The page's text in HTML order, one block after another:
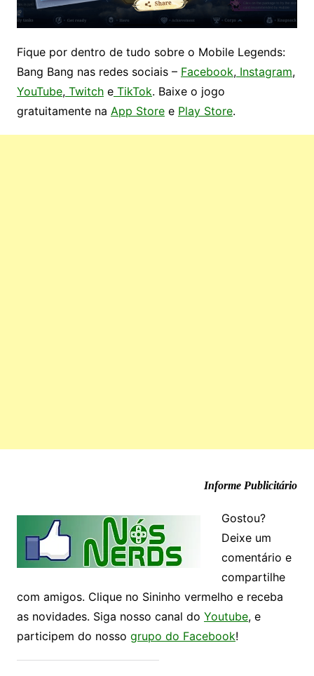
Fique por dentro de tudo sobre o Mobile Legends:
Bang Bang nas redes sociais – Facebook,Instagram,
YouTube,TwitcheTikTok. Baixe o jogo
gratuitamente na App Storee Play Store.
Informe Publicitário
Gostou?
Deixe um
comentário e
compartilhe
com amigos. Clique no Sininho vermelho e receba
as novidades. Siga nosso canal do Youtube, e
participem do nosso grupo do Facebook!